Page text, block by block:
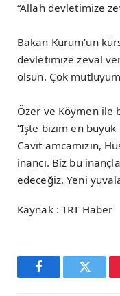
“Allah devletimize
Bakan Kurum’un
devletimize zeval
olsun. Çok
Özer ve Köymen ile
“İşte bizim en büyük
Cavit amcamızın,
inancı. Biz bu
edeceğiz. Yeni
Kaynak : TRT Haber
FacebookTwitter